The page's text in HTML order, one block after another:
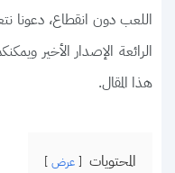
اللعب دون انقطاع، دعونا
الرائعة الإصدار الأخير
هذا المقال.
المحتويات عرض